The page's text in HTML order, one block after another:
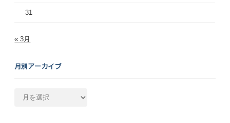
31
« 3月
月別アーカイブ